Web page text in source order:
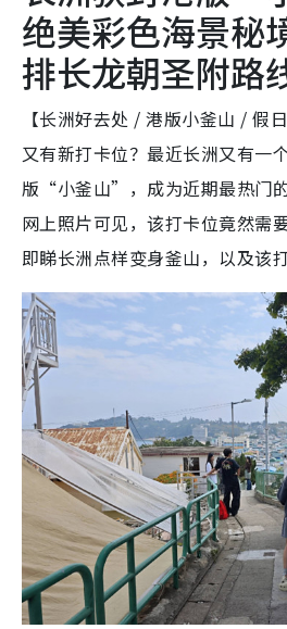
绝美彩色海景秘
排长龙朝圣附路
【长洲好去处 / 港版小釜山 / 假
又有新打卡位？最近长洲又有一
版“小釜山”，成为近期最热门
网上照片可见，该打卡位竟然需
即睇长洲点样变身釜山，以及该